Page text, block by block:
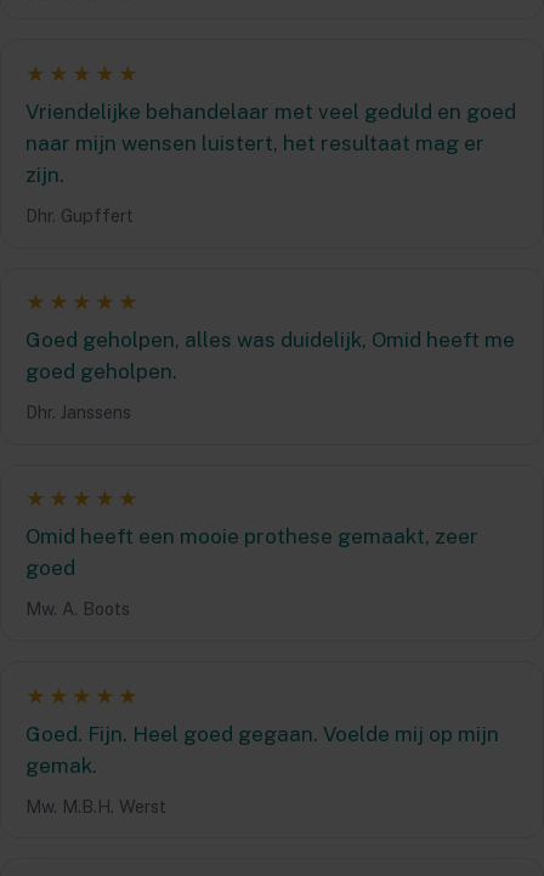
★★★★★
Vriendelijke behandelaar met veel geduld en goed
naar mijn wensen luistert, het resultaat mag er
zijn.
Dhr. Gupffert
★★★★★
Goed geholpen, alles was duidelijk, Omid heeft me
goed geholpen.
Dhr. Janssens
★★★★★
Omid heeft een mooie prothese gemaakt, zeer
goed
Mw. A. Boots
★★★★★
Goed. Fijn. Heel goed gegaan. Voelde mij op mijn
gemak.
Mw. M.B.H. Werst